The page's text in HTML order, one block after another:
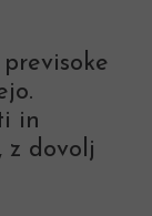
in
z dovolj